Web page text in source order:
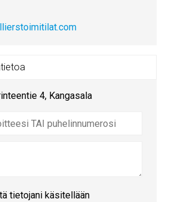
4, Kangasala
tietojani käsitellään